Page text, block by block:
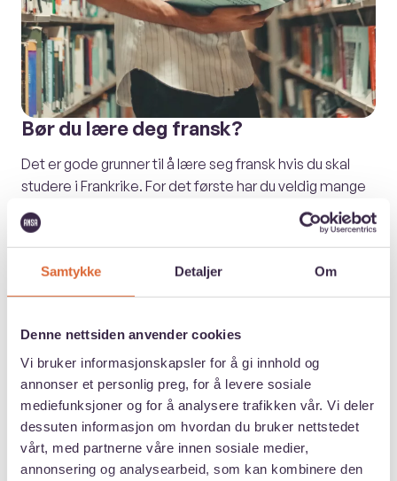
Samtykke Detaljer Om
Denne nettsiden anvender cookies
Vi bruker informasjonskapsler for å gi innhold og
annonser et personlig preg, for å levere sosiale
mediefunksjoner og for å analysere trafikken vår. Vi deler
dessuten informasjon om hvordan du bruker nettstedet
vårt, med partnerne våre innen sosiale medier,
annonsering og analysearbeid, som kan kombinere den
Bør du lære deg fransk?
Det er gode grunner til å lære seg fransk hvis du skal
studere i Frankrike. For det første har du veldig mange
flere studieprogrammer å velge iblant når du behersker
språket. For det andre vil du få mye mer ut av
studieoppholdet ditt hvis du kan kommunisere med
innbyggerne. Du
greie deg med engelsk i Paris,
men skal du bo utenfor de største byene vil det være
Franskkunnskaper er lurt på lang sikt
Det å kunne snakke fransk er ikke utelukkende bra
under studietiden. Det å kunne flere språk er også
nyttig i en jobbsøkerprosess! De fleste arbeidsgivere
som leser CV-en din og ser at du har studert i Frankrike,